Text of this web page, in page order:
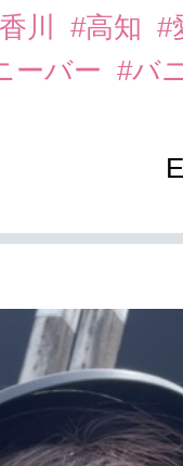
川 #高知 #
ーバー #バ